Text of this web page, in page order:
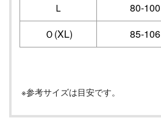
Ｌ
80-100
Ｏ(XL)
85-106
※参考サイズは目安です。